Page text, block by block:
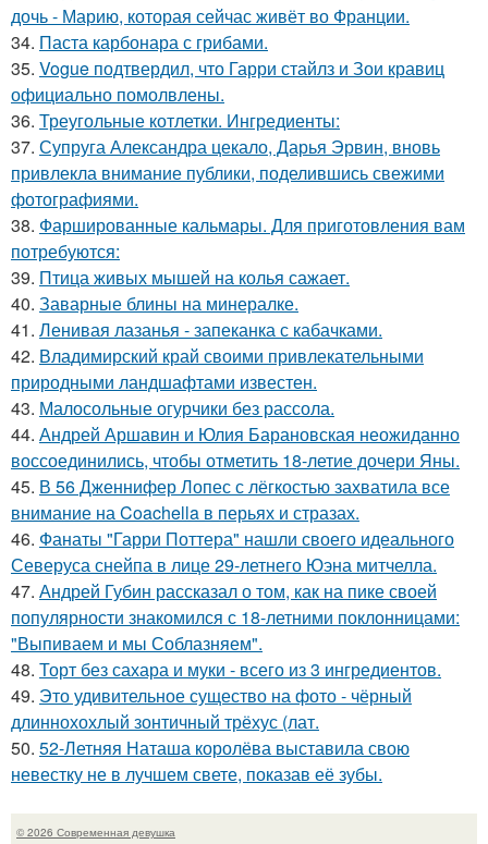
дочь - Марию, которая сейчас живёт во Франции.
34. Паста карбонара с грибами.
35. Vogue подтвердил, что Гарри стайлз и Зои кравиц
официально помолвлены.
36. Треугольные котлетки. Ингредиенты:
37. Супруга Александра цекало, Дарья Эрвин, вновь
привлекла внимание публики, поделившись свежими
фотографиями.
38. Фаршированные кальмары. Для приготовления вам
потребуются:
39. Птица живых мышей на колья сажает.
40. Заварные блины на минералке.
41. Ленивая лазанья - запеканка с кабачками.
42. Владимирский край своими привлекательными
природными ландшафтами известен.
43. Малосольные огурчики без рассола.
44. Андрей Аршавин и Юлия Барановская неожиданно
воссоединились, чтобы отметить 18-летие дочери Яны.
45. В 56 Дженнифер Лопес с лёгкостью захватила все
внимание на Coachella в перьях и стразах.
46. Фанаты "Гарри Поттера" нашли своего идеального
Северуса снейпа в лице 29-летнего Юэна митчелла.
47. Андрей Губин рассказал о том, как на пике своей
популярности знакомился с 18-летними поклонницами:
"Выпиваем и мы Соблазняем".
48. Торт без сахара и муки - всего из 3 ингредиентов.
49. Это удивительное существо на фото - чёрный
длиннохохлый зонтичный трёхус (лат.
50. 52-Летняя Наташа королёва выставила свою
невестку не в лучшем свете, показав её зубы.
© 2026 Современная девушка